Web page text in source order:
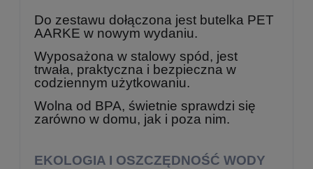
Do zestawu dołączona jest butelka PET
AARKE w nowym wydaniu.
Wyposażona w stalowy spód, jest
trwała, praktyczna i bezpieczna w
codziennym użytkowaniu.
Wolna od BPA, świetnie sprawdzi się
zarówno w domu, jak i poza nim.
EKOLOGIA I OSZCZĘDNOŚĆ WODY